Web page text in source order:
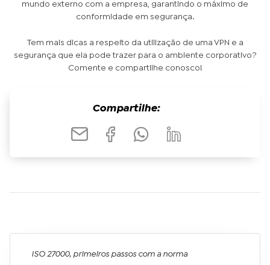
mundo externo com a empresa, garantindo o máximo de
conformidade em segurança.
Tem mais dicas a respeito da utilização de uma VPN e a
segurança que ela pode trazer para o ambiente corporativo?
Comente e compartilhe conosco!
Compartilhe:
ISO 27000, primeiros passos com a norma